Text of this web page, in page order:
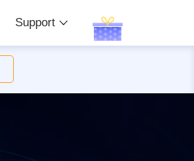
Support